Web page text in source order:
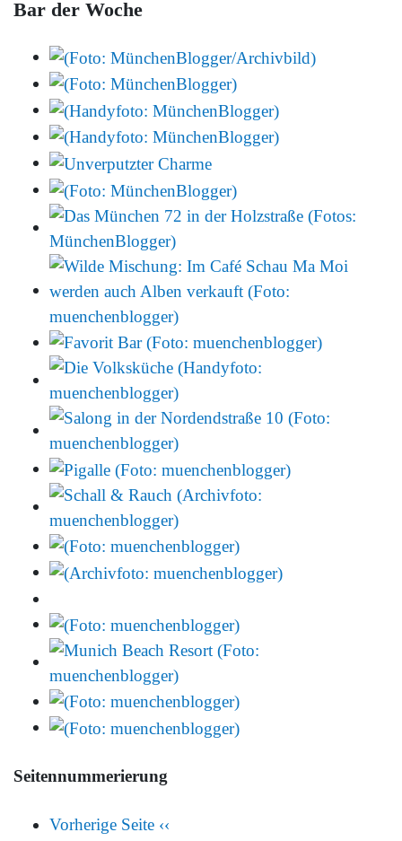
Bar der Woche
Seitennummerierung
Vorherige Seite ‹‹